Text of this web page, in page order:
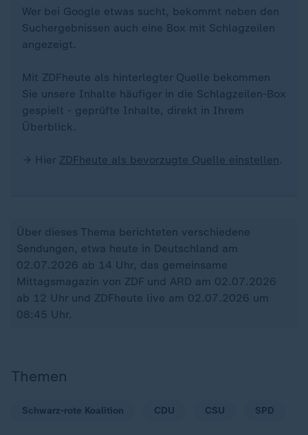
Wer bei Google etwas sucht, bekommt neben den
Suchergebnissen auch eine Box mit Schlagzeilen
angezeigt.
Mit ZDFheute als hinterlegter Quelle bekommen
Sie unsere Inhalte häufiger in die Schlagzeilen-Box
gespielt - geprüfte Inhalte, direkt in Ihrem
Überblick.
→ Hier ZDFheute als bevorzugte Quelle einstellen.
Über dieses Thema berichteten verschiedene
Sendungen, etwa heute in Deutschland am
02.07.2026 ab 14 Uhr, das gemeinsame
Mittagsmagazin von ZDF und ARD am 02.07.2026
ab 12 Uhr und ZDFheute live am 02.07.2026 um
08:45 Uhr.
Themen
Schwarz-rote Koalition CDU CSU SPD